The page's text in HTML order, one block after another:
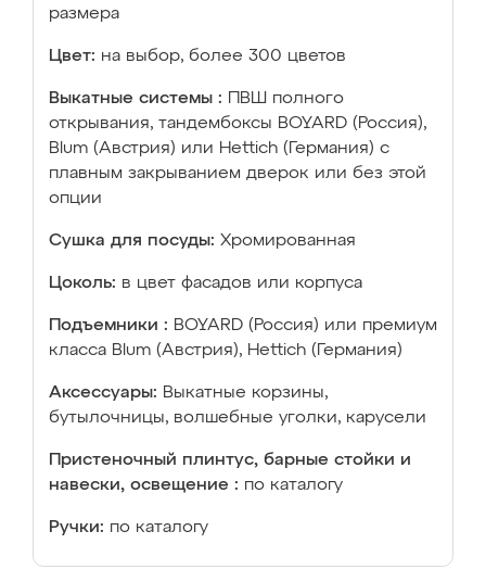
размера
Цвет: на выбор, более 300 цветов
Выкатные системы :
ПВШ полного
открывания, тандембоксы BOYARD (Россия),
Blum (Австрия) или Hettich (Германия) с
плавным закрыванием дверок или без этой
опции
Сушка для посуды: Хромированная
Цоколь: в цвет фасадов или корпуса
Подъемники : BOYARD (Россия) или премиум
класса Blum (Австрия), Hettich (Германия)
Аксессуары: Выкатные корзины,
бутылочницы, волшебные уголки, карусели
Пристеночный плинтус, барные стойки и
навески, освещение : по каталогу
Ручки: по каталогу